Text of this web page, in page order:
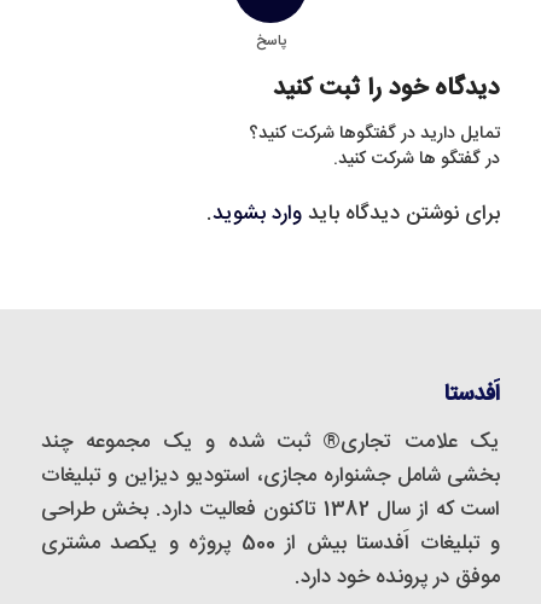
پاسخ
دیدگاه خود را ثبت کنید
تمایل دارید در گفتگوها شرکت کنید؟
در گفتگو ها شرکت کنید.
برای نوشتن دیدگاه بایدوارد بشوید.
اَفدستا
یک علامت تجاری® ثبت شده و یک مجموعه‌ چند
بخشی شامل جشنواره مجازی، استودیو دیزاین و تبلیغات
است که از سال 1382 تاکنون فعالیت دارد. بخش طراحی
و تبلیغات اَفدستا بیش از 500 پروژه و یکصد مشتری
موفق در پرونده خود دارد.